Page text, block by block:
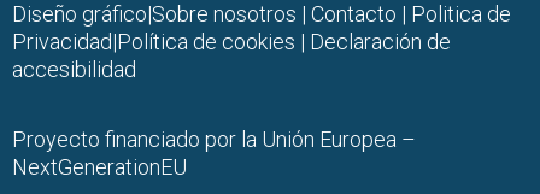
Diseño gráfico|Sobre nosotros | Contacto | Politica de
Privacidad|Política de cookies | Declaración de
accesibilidad
Proyecto financiado por la Unión Europea –
NextGenerationEU